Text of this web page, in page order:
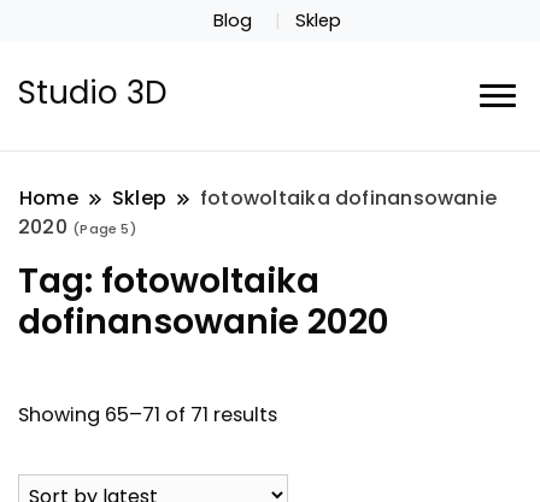
Blog Sklep
Studio 3D
Home Sklep
fotowoltaika dofinansowanie
2020 (Page 5)
Tag: fotowoltaika
dofinansowanie 2020
Showing 65–71 of 71 results